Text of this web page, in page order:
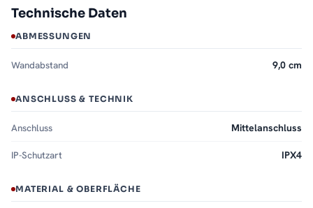
Technische Daten
ABMESSUNGEN
Wandabstand 9,0 cm
ANSCHLUSS & TECHNIK
Anschluss Mittelanschluss
IP-Schutzart IPX4
MATERIAL & OBERFLÄCHE